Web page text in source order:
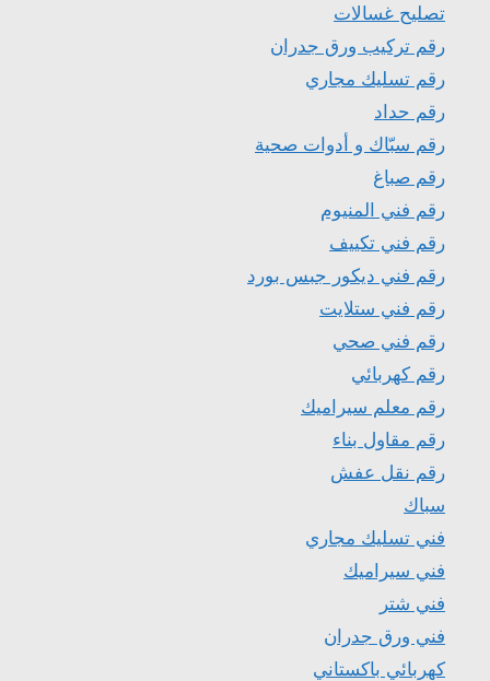
تصليح غسالات
رقم تركيب ورق جدران
رقم تسليك مجاري
رقم حداد
رقم سبّاك و أدوات صحية
رقم صباغ
رقم فني المنيوم
رقم فني تكييف
رقم فني ديكور جبس بورد
رقم فني ستلايت
رقم فني صحي
رقم كهربائي
رقم معلم سيراميك
رقم مقاول بناء
رقم نقل عفش
سباك
فني تسليك مجاري
فني سيراميك
فني شتر
فني ورق جدران
كهربائي باكستاني